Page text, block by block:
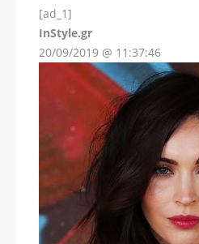
[ad_1]
InStyle.gr
20/09/2019 @ 11:37:46